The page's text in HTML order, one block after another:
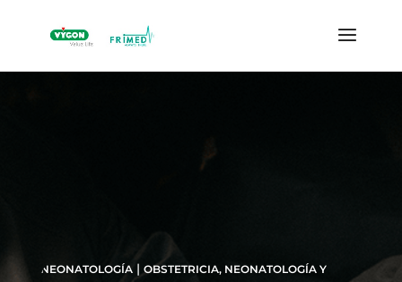
NEONATOLOGÍA| OBSTETRICIA, NEONATOLOGÍA Y